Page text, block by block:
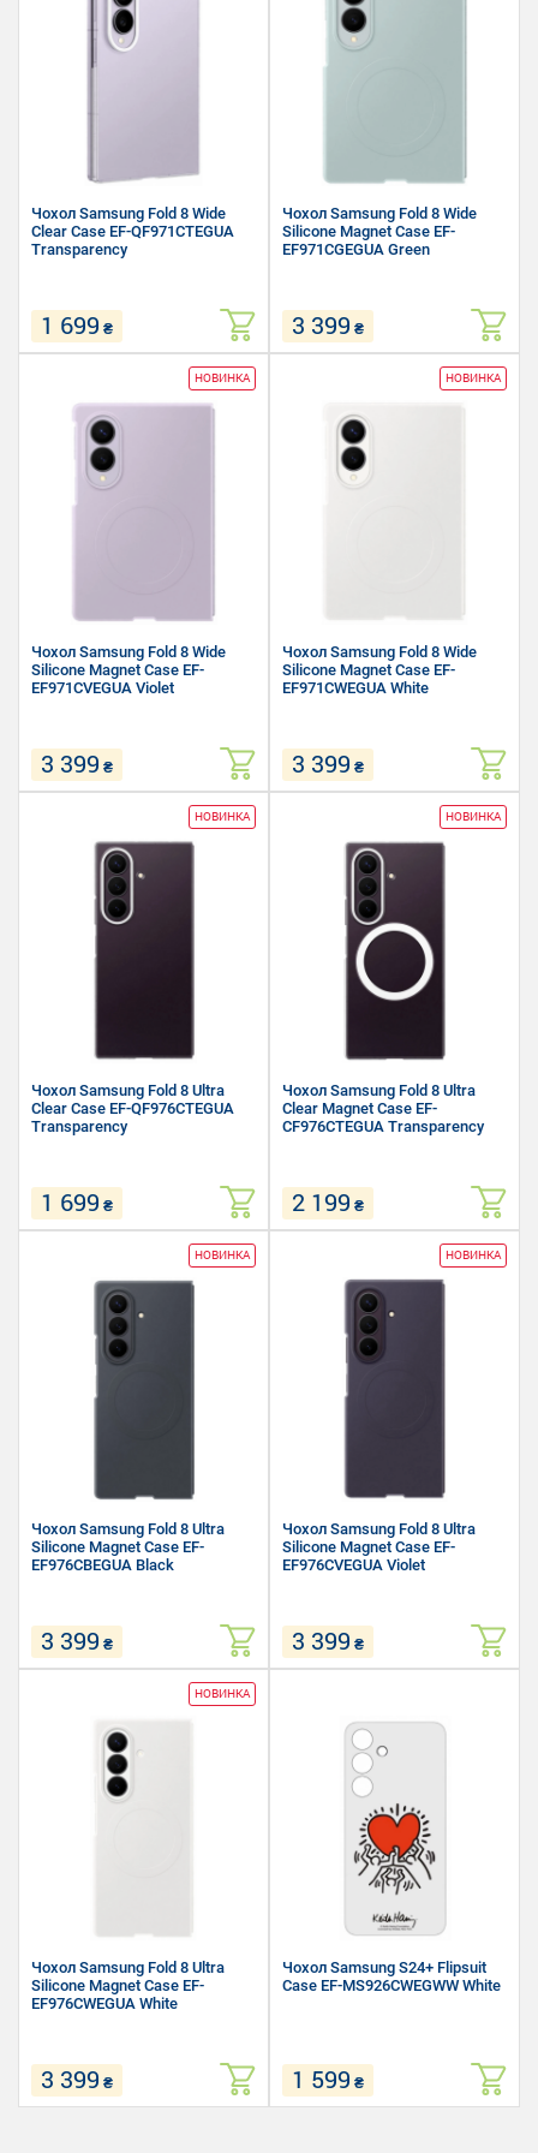
Чохол Samsung Fold 8 Wide
Clear Case EF-QF971CTEGUA
Transparency
1 699 ₴
Сумісність: Samsung Fold 8
Матеріал: Полікарбонат
Форм-фактор: Накладка
Чохол Samsung Fold 8 Wide
Silicone Magnet Case EF-
EF971CGEGUA Green
3 399 ₴
Сумісність: Samsung Fold 8
Полікарбонат
Форм-фактор: Накладка
Чохол Samsung Fold 8 Wide
Silicone Magnet Case EF-
EF971CVEGUA Violet
3 399 ₴
НОВИНКА
Сумісність: Samsung Fold 8
Полікарбонат
Форм-фактор: Накладка
Чохол Samsung Fold 8 Wide
Silicone Magnet Case EF-
EF971CWEGUA White
3 399 ₴
НОВИНКА
Сумісність: Samsung Fold 8
Полікарбонат
Форм-фактор: Накладка
Чохол Samsung Fold 8 Ultra
Clear Case EF-QF976CTEGUA
Transparency
1 699 ₴
НОВИНКА
Сумісність: Samsung Fold 8 Ultra
Матеріал: Полікарбонат
Форм-фактор: Накладка
Чохол Samsung Fold 8 Ultra
Clear Magnet Case EF-
CF976CTEGUA Transparency
2 199 ₴
НОВИНКА
Сумісність: Samsung Fold 8 Ultra
Матеріал: Полікарбонат
Форм-фактор: Накладка
Чохол Samsung Fold 8 Ultra
Silicone Magnet Case EF-
EF976CBEGUA Black
3 399 ₴
НОВИНКА
Сумісність: Samsung Fold 8 Ultra
Полікарбонат
Форм-фактор: Накладка
Чохол Samsung Fold 8 Ultra
Silicone Magnet Case EF-
EF976CVEGUA Violet
3 399 ₴
НОВИНКА
Полікарбонат
Форм-фактор: Накладка
Чохол Samsung Fold 8 Ultra
Silicone Magnet Case EF-
EF976CWEGUA White
3 399 ₴
НОВИНКА
Чохол Samsung S24+ Flipsuit
Case EF-MS926CWEGWW White
1 599 ₴